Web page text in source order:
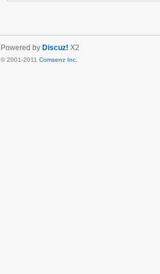
Powered by Discuz! X2
© 2001-2011 Comsenz Inc.